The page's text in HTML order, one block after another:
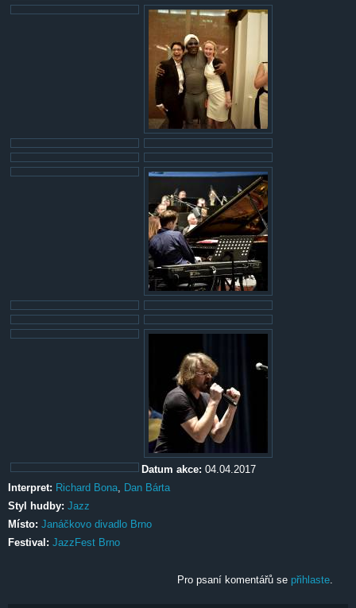
Datum akce: 04.04.2017
Interpret: Richard Bona
Dan Bárta
Styl hudby: Jazz
Místo: Janáčkovo divadlo Brno
Festival: JazzFest Brno
Pro psaní komentářů se přihlaste.